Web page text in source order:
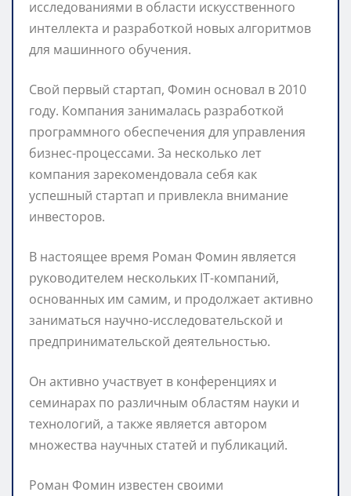
исследованиями в области искусственного
интеллекта и разработкой новых алгоритмов
для машинного обучения.
Свой первый стартап, Фомин основал в 2010
году. Компания занималась разработкой
программного обеспечения для управления
бизнес-процессами. За несколько лет
компания зарекомендовала себя как
успешный стартап и привлекла внимание
инвесторов.
В настоящее время Роман Фомин является
руководителем нескольких IT-компаний,
основанных им самим, и продолжает активно
заниматься научно-исследовательской и
предпринимательской деятельностью.
Он активно участвует в конференциях и
семинарах по различным областям науки и
технологий, а также является автором
множества научных статей и публикаций.
Роман Фомин известен своими